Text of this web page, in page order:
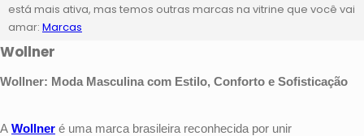
está mais ativa, mas temos outras marcas na vitrine que você vai
amar: Marcas
Wollner
Wollner: Moda Masculina com Estilo, Conforto e Sofisticação
A Wollner é uma marca brasileira reconhecida por unir